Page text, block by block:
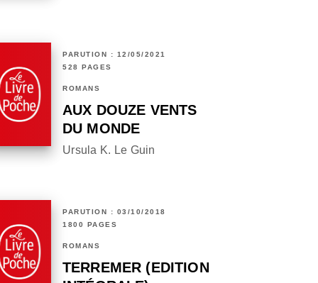
PARUTION : 12/05/2021
528 PAGES
ROMANS
AUX DOUZE VENTS
DU MONDE
Ursula K. Le Guin
PARUTION : 03/10/2018
1800 PAGES
ROMANS
TERREMER (EDITION